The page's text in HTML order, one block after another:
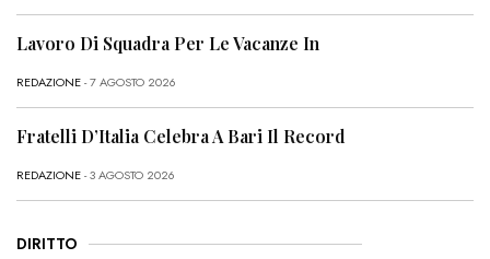
Lavoro Di Squadra Per Le Vacanze In
REDAZIONE- 7 AGOSTO 2026
Fratelli D’Italia Celebra A Bari Il Record
REDAZIONE- 3 AGOSTO 2026
DIRITTO